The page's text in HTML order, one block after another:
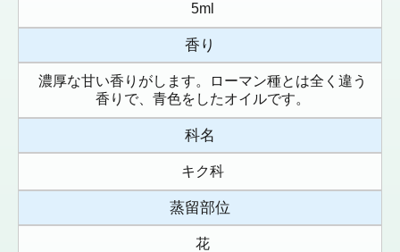
5ml
香り
濃厚な甘い香りがします。ローマン種とは全く違う
香りで、青色をしたオイルです。
科名
キク科
蒸留部位
花